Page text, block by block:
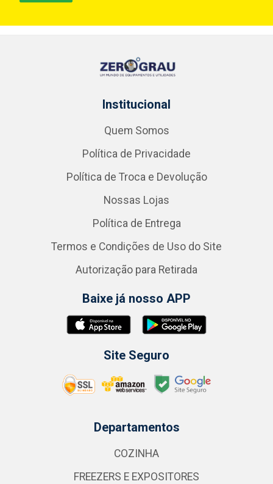
Institucional
Quem Somos
Política de Privacidade
Política de Troca e Devolução
Nossas Lojas
Política de Entrega
Termos e Condições de Uso do Site
Autorização para Retirada
Baixe já nosso APP
Site Seguro
Departamentos
COZINHA
FREEZERS E EXPOSITORES